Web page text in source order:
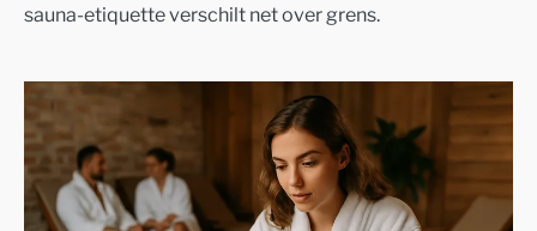
sauna-etiquette verschilt net over grens.